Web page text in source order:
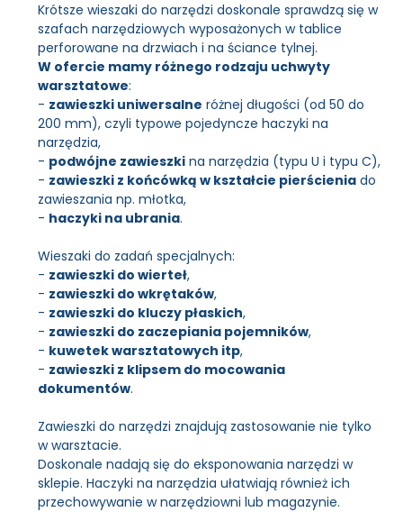
Krótsze wieszaki do narzędzi doskonale sprawdzą się w
szafach narzędziowych wyposażonych w tablice
perforowane na drzwiach i na ściance tylnej.
W ofercie mamy różnego rodzaju uchwyty
warsztatowe:
- zawieszki uniwersalne różnej długości (od 50 do
200 mm), czyli typowe pojedyncze haczyki na
narzędzia,
- podwójne zawieszki na narzędzia (typu U i typu C),
- zawieszki z końcówką w kształcie pierścienia do
zawieszania np. młotka,
- haczyki na ubrania.
Wieszaki do zadań specjalnych:
- zawieszki do wierteł,
- zawieszki do wkrętaków,
- zawieszki do kluczy płaskich,
- zawieszki do zaczepiania pojemników,
- kuwetek warsztatowych itp,
- zawieszki z klipsem do mocowania
dokumentów.
Zawieszki do narzędzi znajdują zastosowanie nie tylko
w warsztacie.
Doskonale nadają się do eksponowania narzędzi w
sklepie. Haczyki na narzędzia ułatwiają również ich
przechowywanie w narzędziowni lub magazynie.